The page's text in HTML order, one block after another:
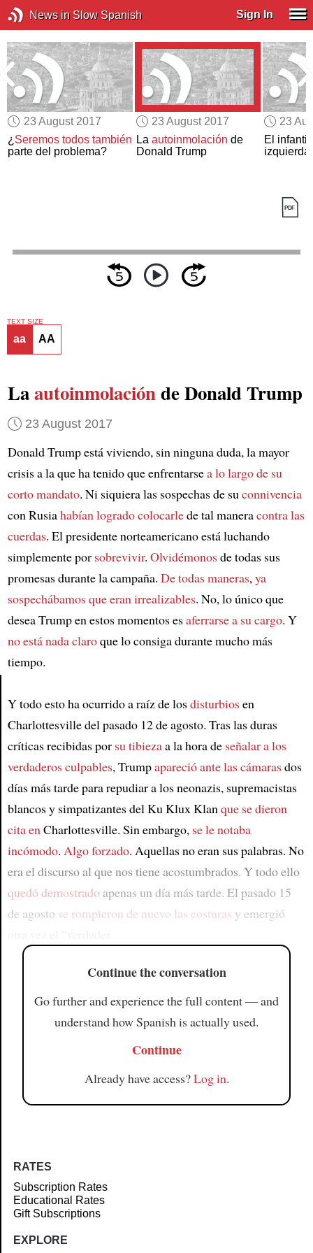
News in Slow Spanish Sign In
23 August 2017
¿Seremos todos también
parte del problema?
23 August 2017
La autoinmolación de
Donald Trump
23
El
izquierda
TEXT SIZE
aa AA
Laautoinmolaciónde Donald Trump
23 August 2017
Donald Trump está viviendo, sin ninguna duda, la mayor
crisis a la que ha tenido que enfrentarsea lo largo de su
corto mandato. Ni siquiera las sospechas de suconnivencia
con Rusiahabían logrado colocarlede tal maneracontra las
cuerdas. El presidente norteamericano está luchando
simplemente por sobrevivir. Olvidémonosde todas sus
promesas durante la campaña. De todas maneras,ya
sospechábamos que eran irrealizables. No, lo único que
desea Trump en estos momentos esaferrarse a su cargo. Y
no está nada claroque lo consiga durante mucho más
tiempo.
Y todo esto ha ocurrido a raíz de losdisturbiosen
Charlottesville del pasado 12 de agosto. Tras las duras
críticas recibidas por su tibiezaa la hora de señalar a los
verdaderos culpables, Trumpapareció ante las cámarasdos
días más tarde para repudiar a los neonazis, supremacistas
blancos y simpatizantes del Ku Klux Klanque se dieron
cita enCharlottesville. Sin embargo, se le notaba
incómodo. Algo forzado. Aquellas no eran sus palabras. No
era el discurso al que nos tiene acostumbrados. Y todo ello
quedó demostrado apenas un día más tarde. El pasado 15
de agosto se rompieron de nuevo las costuras y emergió
Continue the conversation
Go further and experience the full content — and
understand how Spanish is actually used.
Continue
Already have access?Log in.
RATES
Subscription Rates
Educational Rates
Gift Subscriptions
EXPLORE